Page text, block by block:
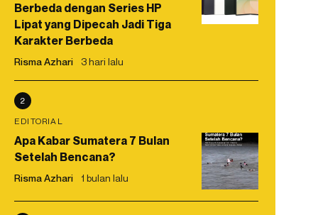
Berbeda dengan Series HP
Lipat yang Dipecah Jadi Tiga
Karakter Berbeda
Risma Azhari 3 hari lalu
2
EDITORIAL
Apa Kabar Sumatera 7 Bulan
Setelah Bencana?
Risma Azhari 1 bulan lalu